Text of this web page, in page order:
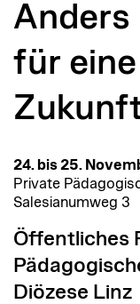
Anders
für
24. bis 25.
Private
Salesianumweg 3
Öffentliches
Diözese Linz